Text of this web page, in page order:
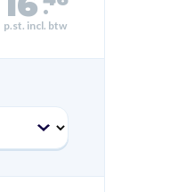
.
p.st. incl. btw